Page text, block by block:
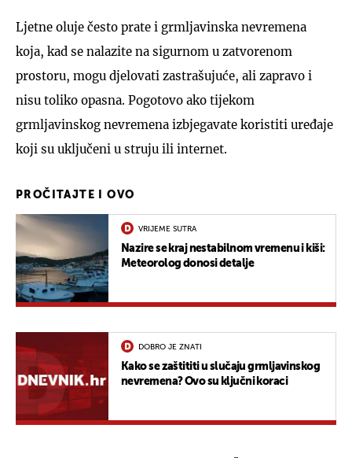
Ljetne oluje često prate i grmljavinska nevremena
koja, kad se nalazite na sigurnom u zatvorenom
prostoru, mogu djelovati zastrašujuće, ali zapravo i
nisu toliko opasna. Pogotovo ako tijekom
grmljavinskog nevremena izbjegavate koristiti uređaje
koji su uključeni u struju ili internet.
PROČITAJTE I OVO
VRIJEME SUTRA
Nazire se kraj nestabilnom vremenu i kiši:
Meteorolog donosi detalje
DOBRO JE ZNATI
Kako se zaštititi u slučaju grmljavinskog
nevremena? Ovo su ključni koraci